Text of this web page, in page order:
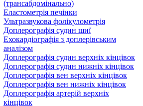
(трансабдомінально)
Еластометрія печінки
Ультразвукова фолікулометрія
Доплерографія судин шиї
Ехокардіографія з доплерівським
аналізом
Доплерографія судин верхніх кінцівок
Доплерографія судин нижніх кінцівок
Доплерографія вен верхніх кінцівок
Доплерографія вен нижніх кінцівок
Доплерографія артерій верхніх
кінцівок